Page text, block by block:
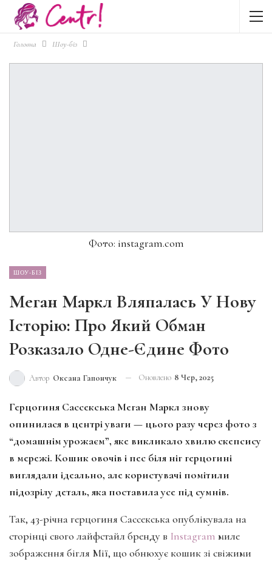
Головна Шоу-біз
Фото: instagram.com
ШОУ-БІЗ
Меган Маркл Вляпалась У Нову
Історію: Про Який Обман
Розказало Одне-Єдине Фото
Автор Оксана Гапончук Оновлено 8 Чер, 2025
Герцогиня Сассекська Меган Маркл знову
опинилася в центрі уваги — цього разу через фото з
“домашнім урожаєм”, яке викликало хвилю скепсису
в мережі. Кошик овочів і пес біля ніг герцогині
виглядали ідеально, але користувачі помітили
підозрілу деталь, яка поставила усе під сумнів.
Так, 43-річна герцогиня Сассекська опублікувала на
сторінці свого лайфстайл бренду в Instagram миле
зображення бігля Мії, що обнюхує кошик зі свіжими